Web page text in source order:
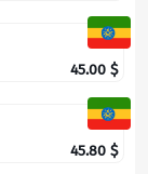
45.00 $
45.80 $